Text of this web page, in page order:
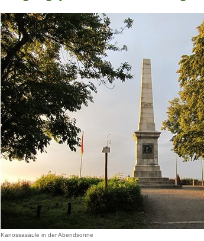
Wanderungen
Kanossasäule in der Abendsonne